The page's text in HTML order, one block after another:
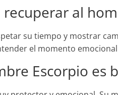
recuperar al
su tiempo y mostrar
el momento
Escorpio es